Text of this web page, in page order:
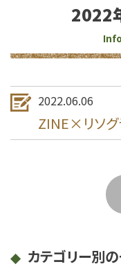
セキュリティポリ
即WEB ホームペ
2022
2022.06.06
ZINE×リソ
カテゴリー別